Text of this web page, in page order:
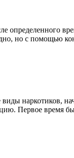
определенного
но с помощью
виды наркотиков,
Первое время